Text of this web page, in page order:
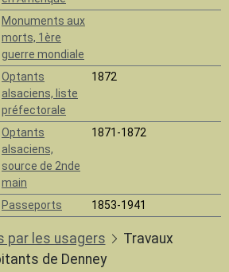
Monuments aux
morts, 1ère
guerre mondiale
Optants
alsaciens, liste
préfectorale
1872
Optants
alsaciens,
source de 2nde
main
1871-1872
Passeports 1853-1941
par les usagers
Travaux
de Denney